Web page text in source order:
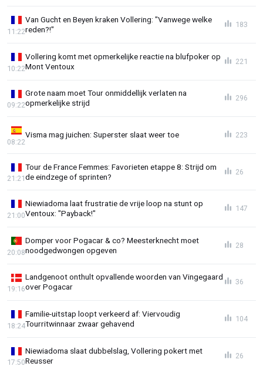
Van Gucht en Beyen kraken Vollering: "Vanwege welke
reden?!"
11:22
183
Vollering komt met opmerkelijke reactie na blufpoker op
Mont Ventoux
10:22
221
Grote naam moet Tour onmiddellijk verlaten na
opmerkelijke strijd
09:22
296
Visma mag juichen: Superster slaat weer toe
08:22
223
Tour de France Femmes: Favorieten etappe 8: Strijd om
de eindzege of sprinten?
21:21
26
Niewiadoma laat frustratie de vrije loop na stunt op
Ventoux: "Payback!"
21:00
147
Domper voor Pogacar & co? Meesterknecht moet
noodgedwongen opgeven
20:08
28
Landgenoot onthult opvallende woorden van Vingegaard
over Pogacar
19:16
36
Familie-uitstap loopt verkeerd af: Viervoudig
Tourritwinnaar zwaar gehavend
18:24
104
Niewiadoma slaat dubbelslag, Vollering pokert met
Reusser
17:50
26